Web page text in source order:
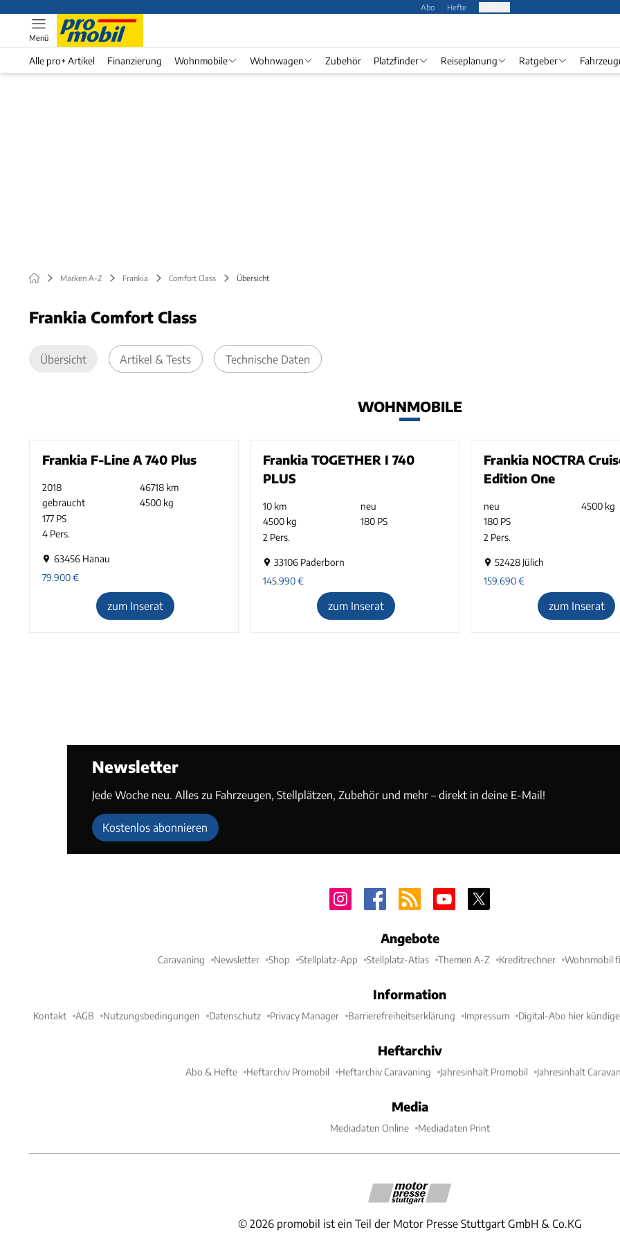
Abo Hefte
Menü
Alle pro+ Artikel Finanzierung Wohnmobile Wohnwagen Zubehör Platzfinder Reiseplanung Ratgeber
Marken A-Z Frankia Comfort Class Übersicht
Frankia Comfort Class
Übersicht Artikel & Tests Technische Daten
WOHNMOBILE
Frankia F-Line A 740 Plus
2018
46718 km
gebraucht
4500 kg
177 PS
4 Pers.
63456 Hanau
79.900€
zum Inserat
Frankia TOGETHER I 740
PLUS
10 km
neu
4500 kg
180 PS
2 Pers.
33106 Paderborn
145.990€
zum Inserat
Frankia NOCTRA
Edition One
neu
4500 kg
180 PS
2 Pers.
52428 Jülich
159.690€
zum Inserat
Newsletter
Jede Woche neu. Alles zu Fahrzeugen, Stellplätzen, Zubehör und mehr – direkt in deine E-Mail!
Kostenlos abonnieren
Angebote
Caravaning Newsletter Shop Stellplatz-App Stellplatz-Atlas Themen A-Z Kreditrechner Wohnmobil
Information
Kontakt AGB Nutzungsbedingungen Datenschutz Privacy Manager Barrierefreiheitserklärung Impressum Digital-Abo hier
Heftarchiv
Abo & Hefte Heftarchiv Promobil Heftarchiv Caravaning Jahresinhalt Promobil Jahresinhalt
Media
Mediadaten Online Mediadaten Print
© 2026 promobil ist ein Teil der Motor Presse Stuttgart GmbH & Co.KG